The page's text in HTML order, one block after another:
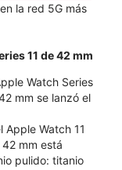
la red 5G más
11 de 42 mm
Watch Series
mm se lanzó el
Apple Watch 11
42 mm está
pulido: titanio